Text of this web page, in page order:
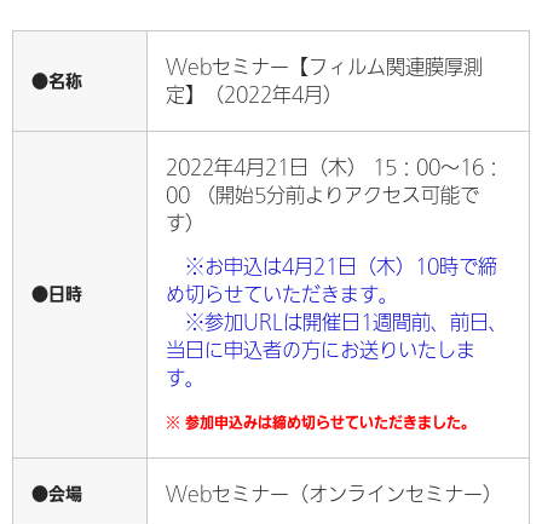
●名称
Webセミナー【フィルム関連膜厚測
定】（2022年4月）
●日時
2022年4月21日（木） 15：00～16：
00 （開始5分前よりアクセス可能で
す）
※お申込は4月21日（木）10時で締
め切らせていただきます。
※参加URLは開催日1週間前、前日、
当日に申込者の方にお送りいたしま
す。
※ 参加申込みは締め切らせていただきました。
●会場 Webセミナー（オンラインセミナー）